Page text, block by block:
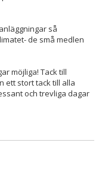
så
de små medlen
möjliga! Tack till
ett stort tack till alla
och trevliga dagar